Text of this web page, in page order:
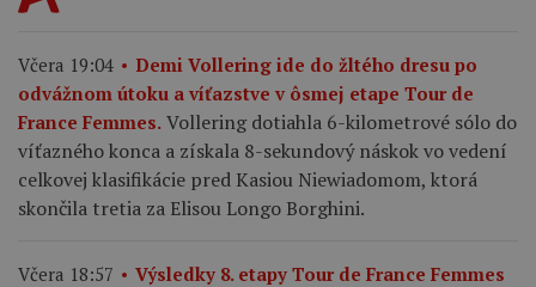
Včera 19:04
Demi Vollering ide do žltého dresu po
odvážnom útoku a víťazstve v ôsmej etape Tour de
France Femmes. Vollering dotiahla 6-kilometrové sólo do
víťazného konca a získala 8-sekundový náskok vo vedení
celkovej klasifikácie pred Kasiou Niewiadomom, ktorá
skončila tretia za Elisou Longo Borghini.
Včera 18:57
Výsledky 8. etapy Tour de France Femmes